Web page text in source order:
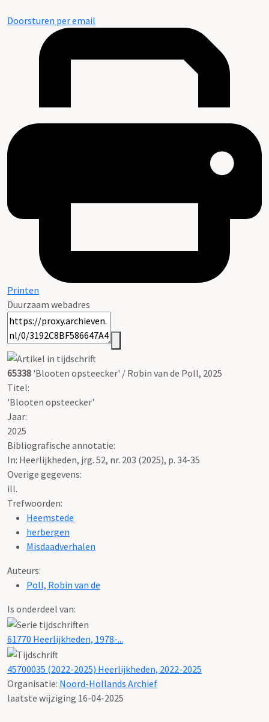
Doorsturen per email
Printen
Duurzaam webadres
65338 'Blooten opsteecker' / Robin van de Poll, 2025
Titel:
'Blooten opsteecker'
Jaar:
2025
Bibliografische annotatie:
In: Heerlijkheden, jrg. 52, nr. 203 (2025), p. 34-35
Overige gegevens:
ill.
Trefwoorden:
Heemstede
herbergen
Misdaadverhalen
Auteurs:
Poll, Robin van de
Is onderdeel van:
61770 Heerlijkheden, 1978-...
45700035 (2022-2025) Heerlijkheden, 2022-2025
Organisatie: Noord-Hollands Archief
laatste wijziging 16-04-2025